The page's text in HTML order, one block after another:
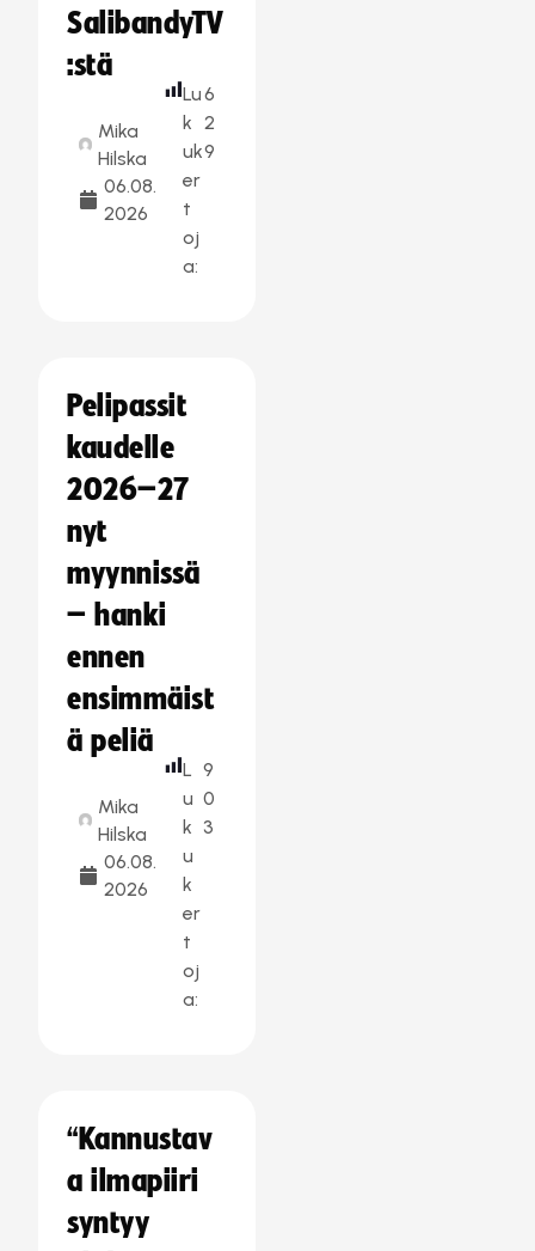
SalibandyTV
:stä
Mika
Hilska
06.08.
2026
Lu
k
uk
er
t
oj
a:
6
2
9
Pelipassit
kaudelle
2026–27
nyt
myynnissä
– hanki
ennen
ensimmäist
ä peliä
Mika
Hilska
06.08.
2026
L
u
k
u
k
er
t
oj
a:
9
0
3
“Kannustav
a ilmapiiri
syntyy